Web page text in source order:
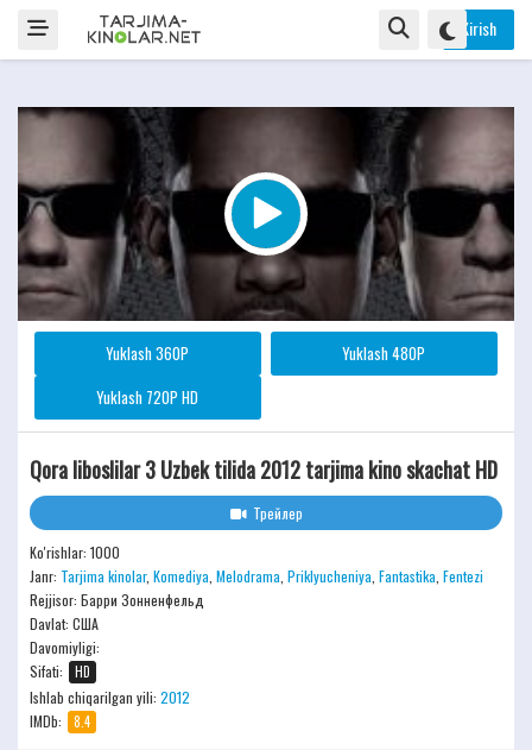
Kirish
Yuklash 360P
Yuklash 480P
Yuklash 720P HD
Qora liboslilar 3 Uzbek tilida 2012 tarjima kino skachat HD
Трейлер
Ko'rishlar: 1000
Janr: Tarjima kinolar, Komediya Melodrama Priklyucheniya Fantastika Fentezi
Rejjisor: Барри Зонненфельд
Davlat: США
Davomiyligi:
Sifati:
HD
Ishlab chiqarilgan yili: 2012
IMDb:
8.4